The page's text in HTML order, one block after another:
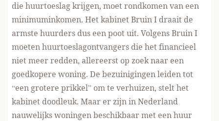
die huurtoeslag krijgen, moet rondkomen van een
minimuminkomen. Het kabinet Bruin I draait de
armste huurders dus een poot uit. Volgens Bruin I
moeten huurtoeslagontvangers die het financieel
niet meer redden, allereerst op zoek naar een
goedkopere woning. De bezuinigingen leiden tot
“een grotere prikkel” om te verhuizen, stelt het
kabinet doodleuk. Maar er zijn in Nederland
nauwelijks woningen beschikbaar met een huur